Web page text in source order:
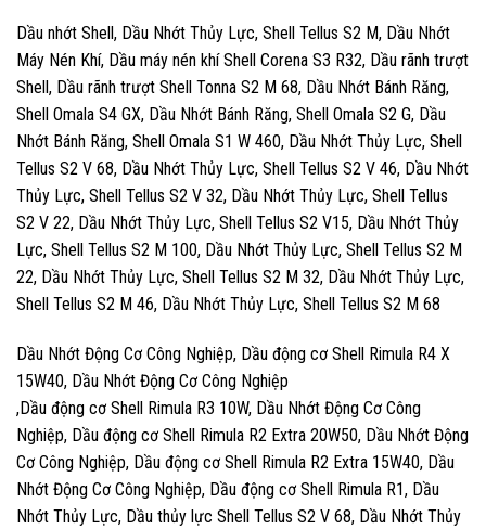
Dầu nhớt Shell, Dầu Nhớt Thủy Lực, Shell Tellus S2 M, Dầu Nhớt
Máy Nén Khí, Dầu máy nén khí Shell Corena S3 R32, Dầu rãnh trượt
Shell, Dầu rãnh trượt Shell Tonna S2 M 68, Dầu Nhớt Bánh Răng,
Shell Omala S4 GX, Dầu Nhớt Bánh Răng, Shell Omala S2 G, Dầu
Nhớt Bánh Răng, Shell Omala S1 W 460, Dầu Nhớt Thủy Lực, Shell
Tellus S2 V 68, Dầu Nhớt Thủy Lực, Shell Tellus S2 V 46, Dầu Nhớt
Thủy Lực, Shell Tellus S2 V 32, Dầu Nhớt Thủy Lực, Shell Tellus
S2 V 22, Dầu Nhớt Thủy Lực, Shell Tellus S2 V15, Dầu Nhớt Thủy
Lực, Shell Tellus S2 M 100, Dầu Nhớt Thủy Lực, Shell Tellus S2 M
22, Dầu Nhớt Thủy Lực, Shell Tellus S2 M 32, Dầu Nhớt Thủy Lực,
Shell Tellus S2 M 46, Dầu Nhớt Thủy Lực, Shell Tellus S2 M 68
Dầu Nhớt Động Cơ Công Nghiệp, Dầu động cơ Shell Rimula R4 X
15W40, Dầu Nhớt Động Cơ Công Nghiệp
,Dầu động cơ Shell Rimula R3 10W, Dầu Nhớt Động Cơ Công
Nghiệp, Dầu động cơ Shell Rimula R2 Extra 20W50, Dầu Nhớt Động
Cơ Công Nghiệp, Dầu động cơ Shell Rimula R2 Extra 15W40, Dầu
Nhớt Động Cơ Công Nghiệp, Dầu động cơ Shell Rimula R1, Dầu
Nhớt Thủy Lực, Dầu thủy lực Shell Tellus S2 V 68, Dầu Nhớt Thủy